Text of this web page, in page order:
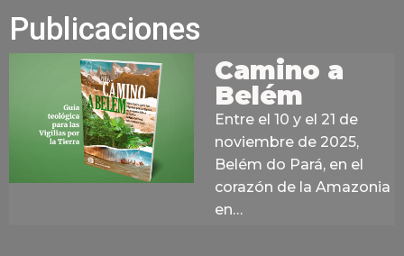
Publicaciones
Camino a
Belém
Entre el 10 y el 21 de
noviembre de 2025,
Belém do Pará, en el
corazón de la Amazonia
en…